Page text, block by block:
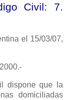
Civil: 7.
el 15/03/07,
dispone que la
domiciliadas